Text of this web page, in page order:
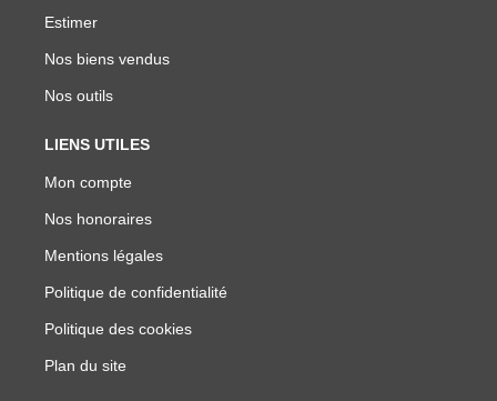
Estimer
Nos biens vendus
Nos outils
LIENS UTILES
Mon compte
Nos honoraires
Mentions légales
Politique de confidentialité
Politique des cookies
Plan du site